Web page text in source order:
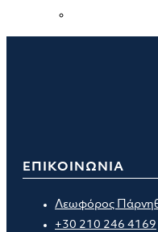
ΕΠΙΚΟΙΝΩΝΙΑ
Λεωφόρος
+30 210 246 4169